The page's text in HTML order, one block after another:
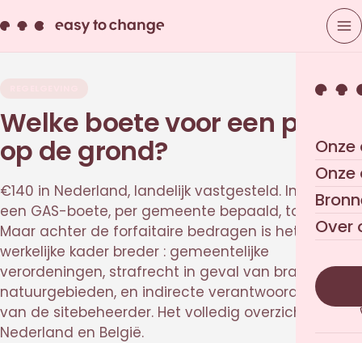
Over
Welke boete voor een peuk
op de grond?
€140 in Nederland, landelijk vastgesteld. In België
een GAS-boete, per gemeente bepaald, tot €500.
Maar achter de forfaitaire bedragen is het
werkelijke kader breder : gemeentelijke
verordeningen, strafrecht in geval van brand in
natuurgebieden, en indirecte verantwoordelijkheid
van de sitebeheerder. Het volledig overzicht voor
Nederland en België.